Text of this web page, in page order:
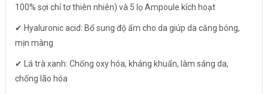
100% sợi chỉ tơ thiên nhiên) và 5 lọ Ampoule kích hoạt
✔ Hyaluronic acid: Bổ sung độ ẩm cho da giúp da căng bóng,
mịn màng
✔ Lá trà xanh: Chống oxy hóa, kháng khuẩn, làm sáng da,
chống lão hóa